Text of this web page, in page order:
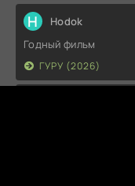
H Hodok
Годный фильм
ГУРУ (2026)